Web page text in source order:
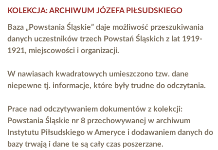
KOLEKCJA: ARCHIWUM JÓZEFA PIŁSUDSKIEGO
Baza „Powstania Śląskie” daje możliwość przeszukiwania
danych uczestników trzech Powstań Śląskich z lat 1919-
1921, miejscowości i organizacji.
W nawiasach kwadratowych umieszczono tzw. dane
niepewne tj. informacje, które były trudne do odczytania.
Prace nad odczytywaniem dokumentów z kolekcji:
Powstania Śląskie nr 8 przechowywanej w archiwum
Instytutu Piłsudskiego w Ameryce i dodawaniem danych do
bazy trwają i dane te są cały czas poszerzane.